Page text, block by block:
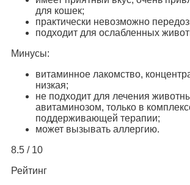
для кошек;
практически невозможно
подходит для ослабленных
Минусы:
витаминное лакомство,
низкая;
не подходит для лечения
авитаминозом, только в
поддерживающей терапии;
может вызывать аллергию.
8.5 / 10
Рейтинг